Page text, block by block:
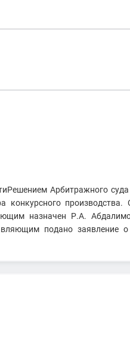
Арбитражного
производства.
назначен Р.А.
подано заявление о